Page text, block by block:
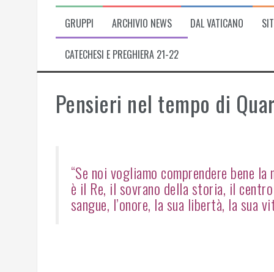
GRUPPI ARCHIVIO NEWS DAL VATICANO
CATECHESI E PREGHIERA 21-22
Pensieri nel tempo di
“Se noi vogliamo comprendere bene
è il Re, il sovrano della storia, il
sangue, l’onore, la sua libertà, la sua